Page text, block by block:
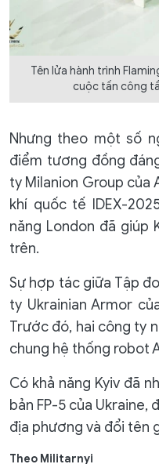
Tên lửa hành trình
cuộc tấn công
Nhưng theo một số
điểm tương đồng
ty Milanion Group của
khí quốc tế IDEX-
năng London đã giúp
trên.
Sự hợp tác giữa Tập
ty Ukrainian Armor
Trước đó, hai công ty
chung hệ thống robot
Có khả năng Kyiv đã
bản FP-5 của Ukraine,
địa phương và đổi tên
Theo Militarnyi